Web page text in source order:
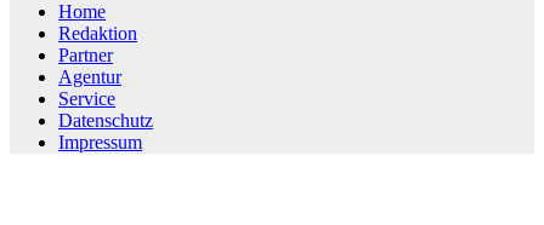
Home
Redaktion
Partner
Agentur
Service
Datenschutz
Impressum